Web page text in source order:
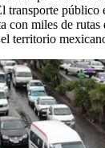
transporte público
con miles de
territorio